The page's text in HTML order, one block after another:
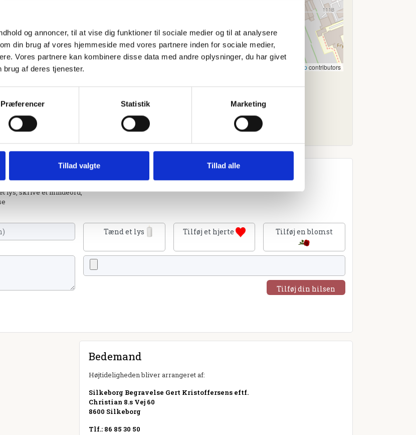
og annoncer, til at vise dig funktioner til sociale medier og til at analysere
din brug af vores hjemmeside med vores partnere inden for sociale medier,
Vores partnere kan kombinere disse data med andre oplysninger, du har givet
af deres tjenester.
Præferencer Statistik Marketing
Tillad valgte Tillad alle
OpenStreetMapcontributors
lys, skrive et mindeord,
Tænd et lys Tilføj et hjerte Tilføj en blomst
Tilføj din hilsen
Bedemand
Højtideligheden bliver arrangeret af:
Silkeborg Begravelse Gert Kristoffersens eftf.
Christian 8.s Vej 60
8600 Silkeborg
Tlf.: 86 85 30 50